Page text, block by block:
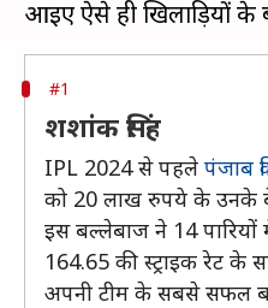
#1
शशांक सिंह
IPL 2024 से पहले पंजाब
को 20 लाख रुपये के उनके
इस बल्लेबाज ने 14
164.65 की स्ट्राइक रेट के
अपनी टीम के सबसे सफल